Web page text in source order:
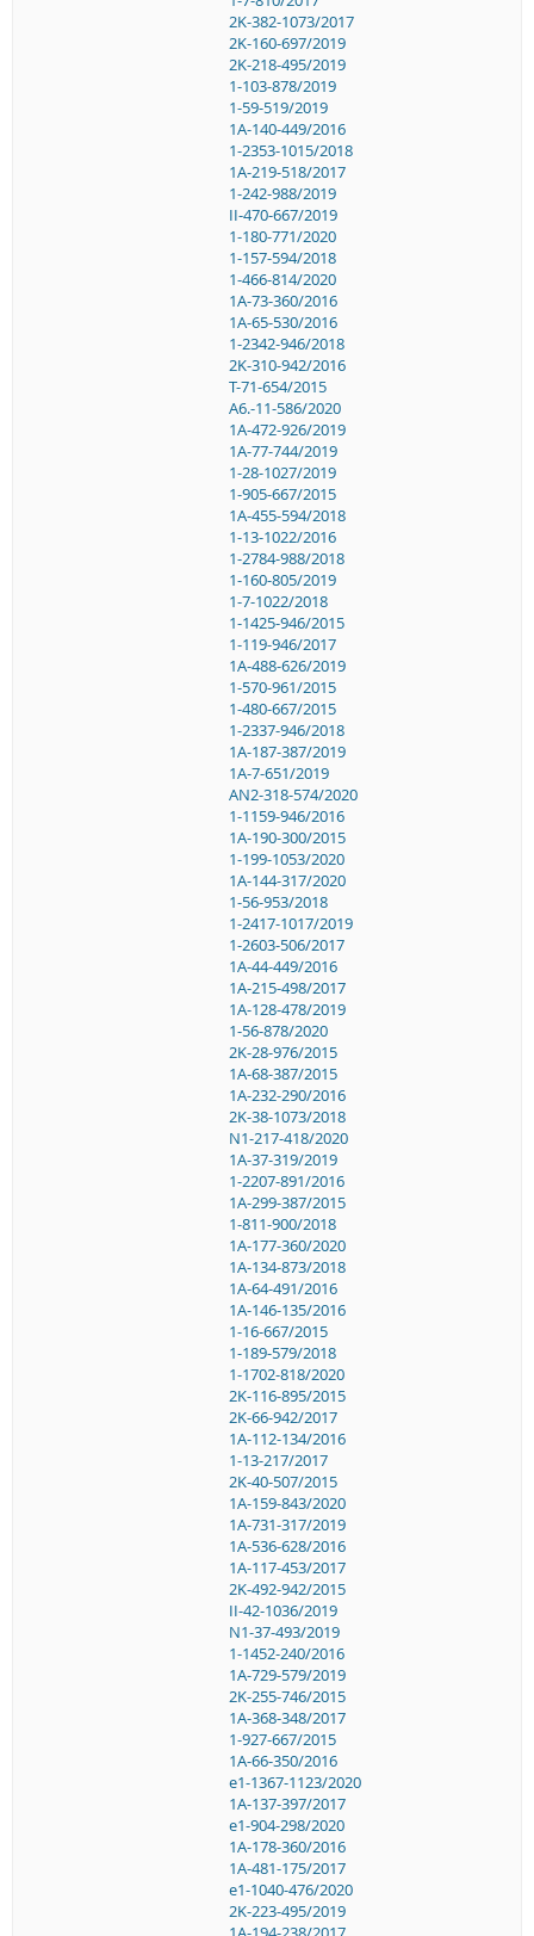
2K-382-1073/2017
2K-160-697/2019
2K-218-495/2019
1-103-878/2019
1-59-519/2019
1A-140-449/2016
1-2353-1015/2018
1A-219-518/2017
1-242-988/2019
II-470-667/2019
1-180-771/2020
1-157-594/2018
1-466-814/2020
1A-73-360/2016
1A-65-530/2016
1-2342-946/2018
2K-310-942/2016
T-71-654/2015
A6.-11-586/2020
1A-472-926/2019
1A-77-744/2019
1-28-1027/2019
1-905-667/2015
1A-455-594/2018
1-13-1022/2016
1-2784-988/2018
1-160-805/2019
1-7-1022/2018
1-1425-946/2015
1-119-946/2017
1A-488-626/2019
1-570-961/2015
1-480-667/2015
1-2337-946/2018
1A-187-387/2019
1A-7-651/2019
AN2-318-574/2020
1-1159-946/2016
1A-190-300/2015
1-199-1053/2020
1A-144-317/2020
1-56-953/2018
1-2417-1017/2019
1-2603-506/2017
1A-44-449/2016
1A-215-498/2017
1A-128-478/2019
1-56-878/2020
2K-28-976/2015
1A-68-387/2015
1A-232-290/2016
2K-38-1073/2018
N1-217-418/2020
1A-37-319/2019
1-2207-891/2016
1A-299-387/2015
1-811-900/2018
1A-177-360/2020
1A-134-873/2018
1A-64-491/2016
1A-146-135/2016
1-16-667/2015
1-189-579/2018
1-1702-818/2020
2K-116-895/2015
2K-66-942/2017
1A-112-134/2016
1-13-217/2017
2K-40-507/2015
1A-159-843/2020
1A-731-317/2019
1A-536-628/2016
1A-117-453/2017
2K-492-942/2015
II-42-1036/2019
N1-37-493/2019
1-1452-240/2016
1A-729-579/2019
2K-255-746/2015
1A-368-348/2017
1-927-667/2015
1A-66-350/2016
e1-1367-1123/2020
1A-137-397/2017
e1-904-298/2020
1A-178-360/2016
1A-481-175/2017
e1-1040-476/2020
2K-223-495/2019